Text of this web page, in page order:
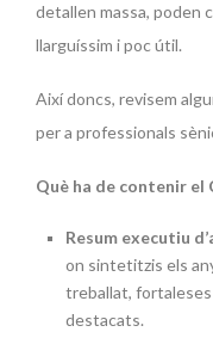
detallen massa, poden
llarguíssim i poc útil.
Així doncs, revisem
per a professionals
Què ha de contenir el
Resum executiu
on sintetitzis els
treballat,
destacats.